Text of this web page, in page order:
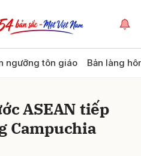
ngưỡng tôn giáo Bản làng
ASEAN tiếp
Campuchia